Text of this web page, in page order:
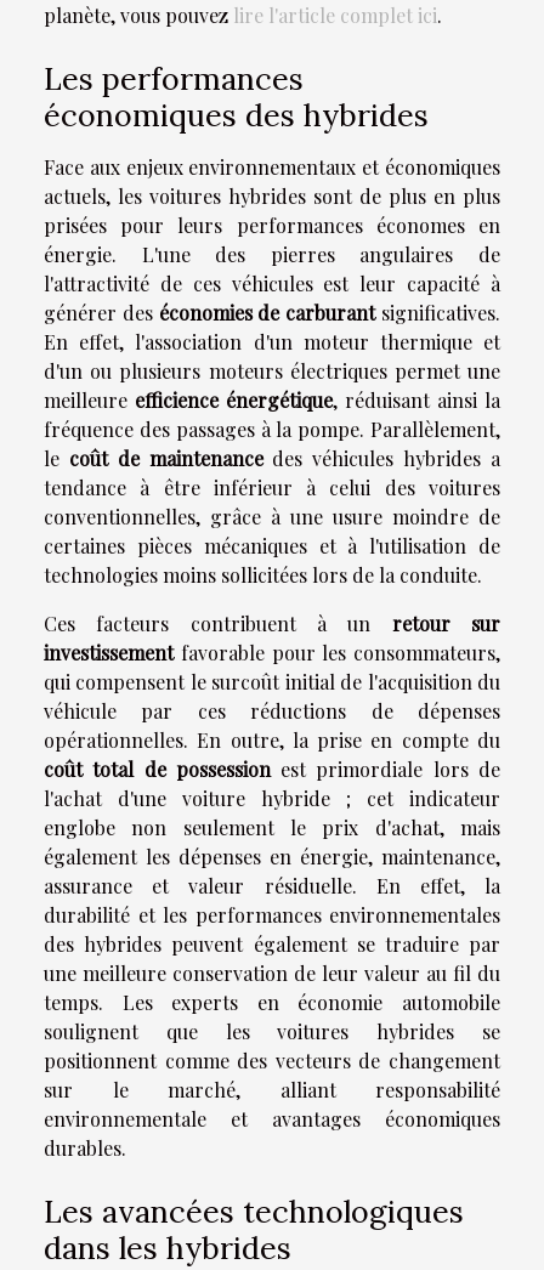
planète, vous pouvez lire l'article complet ici.
Les performances
économiques des hybrides
Face aux enjeux environnementaux et économiques
actuels, les voitures hybrides sont de plus en plus
prisées pour leurs performances économes en
énergie. L'une des pierres angulaires de
l'attractivité de ces véhicules est leur capacité à
générer des économies de carburantsignificatives.
En effet, l'association d'un moteur thermique et
d'un ou plusieurs moteurs électriques permet une
meilleure efficience énergétique, réduisant ainsi la
fréquence des passages à la pompe. Parallèlement,
le coût de maintenancedes véhicules hybrides a
tendance à être inférieur à celui des voitures
conventionnelles, grâce à une usure moindre de
certaines pièces mécaniques et à l'utilisation de
technologies moins sollicitées lors de la conduite.
Ces facteurs contribuent à un retour sur
investissementfavorable pour les consommateurs,
qui compensent le surcoût initial de l'acquisition du
véhicule par ces réductions de dépenses
opérationnelles. En outre, la prise en compte du
coût total de possessionest primordiale lors de
l'achat d'une voiture hybride ; cet indicateur
englobe non seulement le prix d'achat, mais
également les dépenses en énergie, maintenance,
assurance et valeur résiduelle. En effet, la
durabilité et les performances environnementales
des hybrides peuvent également se traduire par
une meilleure conservation de leur valeur au fil du
temps. Les experts en économie automobile
soulignent que les voitures hybrides se
positionnent comme des vecteurs de changement
sur le marché, alliant responsabilité
environnementale et avantages économiques
durables.
Les avancées technologiques
dans les hybrides